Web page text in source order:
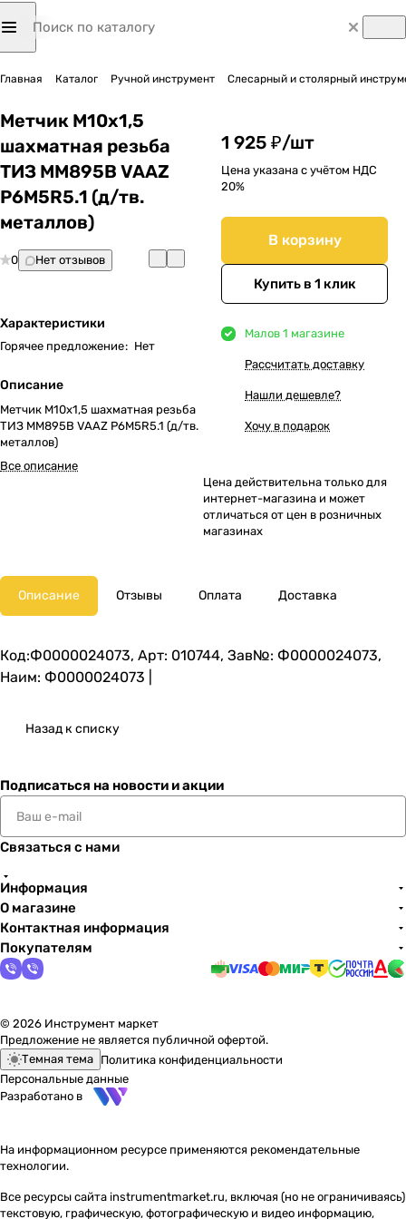
Главная Каталог Ручной инструмент Слесарный и столярный
Метчик М10х1,5
шахматная резьба
ТИЗ ММ895В VAAZ
Р6М5R5.1 (д/тв.
металлов)
0 Нет отзывов
Характеристики
Горячее предложение: Нет
Описание
Метчик М10х1,5 шахматная резьба
ТИЗ ММ895В VAAZ Р6М5R5.1 (д/тв.
металлов)
Все описание
1 925 ₽/шт
Цена указана с учётом НДС
20%
В корзину
Купить в 1 клик
Малов 1 магазине
Рассчитать доставку
Нашли дешевле?
Хочу в подарок
Цена действительна только для
интернет-магазина и может
отличаться от цен в розничных
магазинах
Описание Отзывы Оплата Доставка
Код:Ф0000024073, Арт: 010744, Зав№: Ф0000024073,
Наим: Ф0000024073 |
Назад к списку
Подписаться на новости и акции
Связаться с нами
Информация
О магазине
Контактная информация
Покупателям
© 2026 Инструмент маркет
Предложение не является публичной офертой.
Темная тема Политика конфиденциальности
Персональные данные
Разработано в
На информационном ресурсе применяются рекомендательные
технологии.
Все ресурсы сайта instrumentmarket.ru, включая (но не ограничиваясь)
текстовую, графическую, фотографическую и видео информацию,